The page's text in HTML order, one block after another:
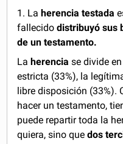
1. Laherencia testada
fallecidodistribuyó sus
de un testamento.
Laherencia se divide
estricta (33%), la
libre disposición (33%).
hacer un testamento,
puede repartir toda la
quiera, sino quedos